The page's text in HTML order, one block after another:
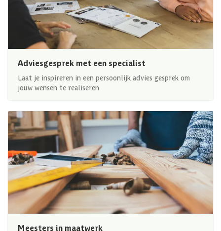
Adviesgesprek met een specialist
Laat je inspireren in een persoonlijk advies gesprek om
jouw wensen te realiseren
Meesters in maatwerk